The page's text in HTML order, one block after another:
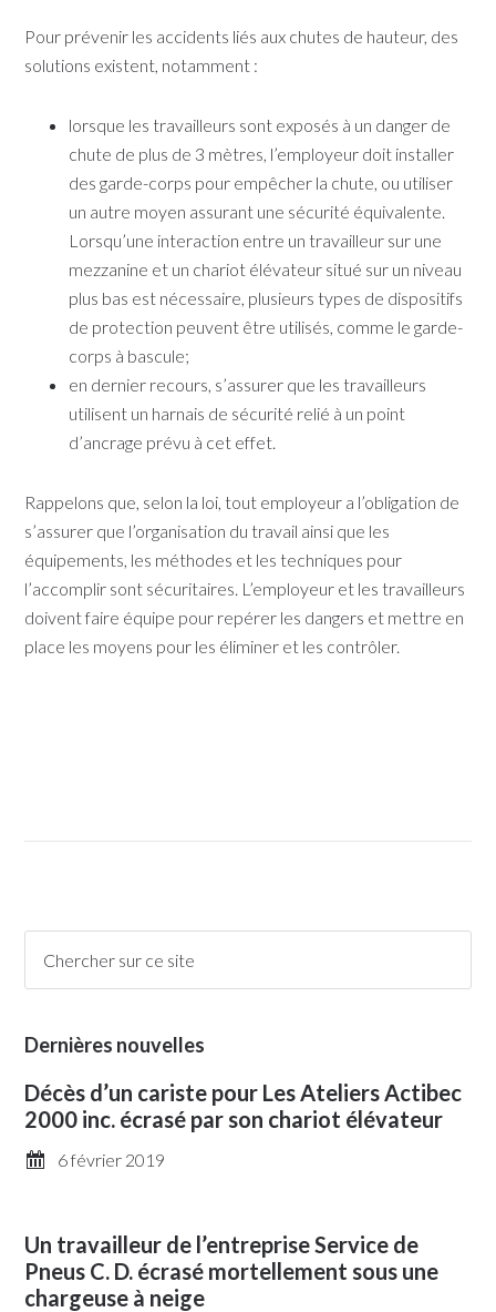
Pour prévenir les accidents liés aux chutes de hauteur, des
solutions existent, notamment :
lorsque les travailleurs sont exposés à un danger de
chute de plus de 3 mètres, l’employeur doit installer
des garde-corps pour empêcher la chute, ou utiliser
un autre moyen assurant une sécurité équivalente.
Lorsqu’une interaction entre un travailleur sur une
mezzanine et un chariot élévateur situé sur un niveau
plus bas est nécessaire, plusieurs types de dispositifs
de protection peuvent être utilisés, comme le garde-
corps à bascule;
en dernier recours, s’assurer que les travailleurs
utilisent un harnais de sécurité relié à un point
d’ancrage prévu à cet effet.
Rappelons que, selon la loi, tout employeur a l’obligation de
s’assurer que l’organisation du travail ainsi que les
équipements, les méthodes et les techniques pour
l’accomplir sont sécuritaires. L’employeur et les travailleurs
doivent faire équipe pour repérer les dangers et mettre en
place les moyens pour les éliminer et les contrôler.
Dernières nouvelles
Décès d’un cariste pour Les Ateliers Actibec
2000 inc. écrasé par son chariot élévateur
6 février 2019
Un travailleur de l’entreprise Service de
Pneus C. D. écrasé mortellement sous une
chargeuse à neige